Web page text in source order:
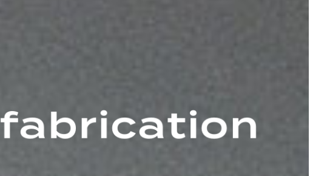
fabrication